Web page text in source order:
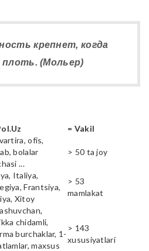
крепнет, когда
плоть. (Мольер)
= Vakil
ofis,
bolalar
...
> 50 ta joy
Italiya,
Frantsiya,
Xitoy
> 53
mamlakat
chidamli,
burchaklar, 1-
maxsus
> 143
xususiyatlari